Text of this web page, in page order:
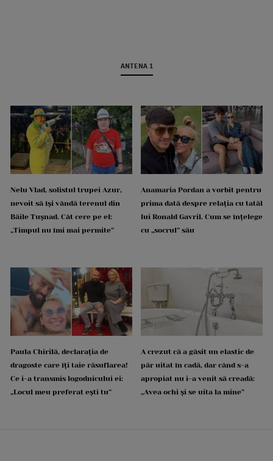
ANTENA 1
Nelu Vlad, solistul trupei Azur,
nevoit să își vândă terenul din
Băile Tușnad. Cât cere pe el:
„Timpul nu îmi mai permite”
Anamaria Pordan a vorbit pentru
prima dată despre relația cu tatăl
lui Ronald Gavril. Cum se înțelege
cu „socrul” său
Paula Chirilă, declarația de
dragoste care îți taie răsuflarea!
Ce i-a transmis logodnicului ei:
„Locul meu preferat ești tu”
A crezut că a găsit un elastic de
păr uitat în cadă, dar când s-a
apropiat nu i-a venit să creadă:
„Avea ochi și se uita la mine”